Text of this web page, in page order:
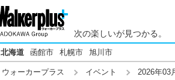
次の楽しいが見つかる。
北海道 函館市 札幌市 旭川市
ウォーカープラス イベント 2026年03